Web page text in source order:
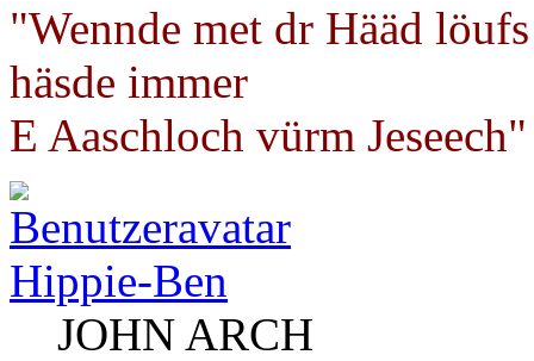
"Wennde met dr Hääd löufs
häsde immer
E Aaschloch vürm Jeseech"
Hippie-Ben
JOHN ARCH